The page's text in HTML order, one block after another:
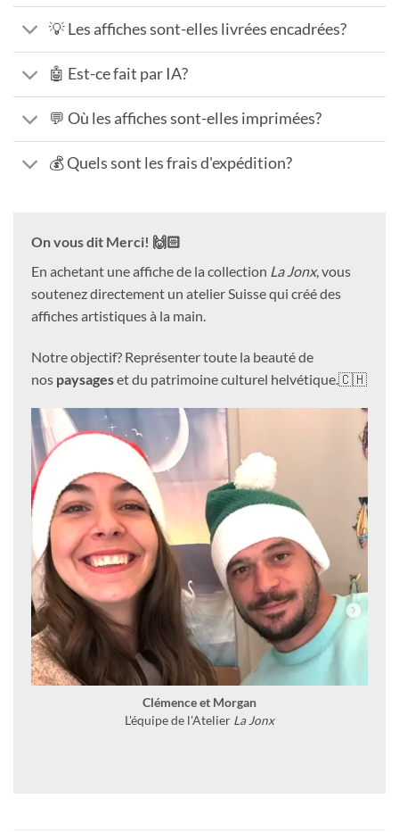
💡 Les affiches sont-elles livrées encadrées?
🤖 Est-ce fait par IA?
💬 Où les affiches sont-elles imprimées?
💰 Quels sont les frais d'expédition?
On vous dit Merci! 🙌🏻
En achetant une affiche de la collection La Jonx, vous
soutenez directement un atelier Suisse qui créé des
affiches artistiques à la main.
Notre objectif? Représenter toute la beauté de
nos paysageset du patrimoine culturel helvétique.🇨🇭
Clémence et Morgan
L'équipe de l'Atelier La Jonx